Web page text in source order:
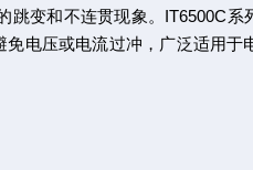
变和不连贯现象。IT6500C
电压或电流过冲，广泛适用